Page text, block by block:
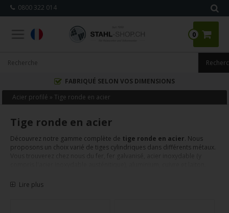
0800 322 014
0
FABRIQUÉ SELON VOS DIMENSIONS
Acier profilé »Tige ronde en acier
Tige ronde en acier
Découvrez notre gamme complète de tige ronde en acier. Nous
proposons un choix varié de tiges cylindriques dans différents métaux.
expédiée rapidement pour vos besoins professionnels et personnels.
Lire plus